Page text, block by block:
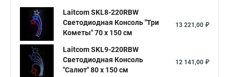
Laitcom SKL8-220RBW
Светодиодная Консоль "Три
Кометы" 70 x 150 см
13 221,00 ₽
Laitcom SKL9-220RBW
Светодиодная Консоль
"Салют" 80 x 150 см
12 141,00 ₽